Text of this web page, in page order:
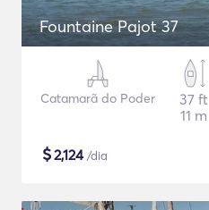
Fountaine Pajot 37
Catamarã do Poder
37 ft
11 m
$2,124/dia